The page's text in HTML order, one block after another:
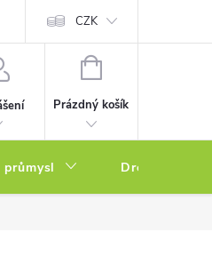
údajů Soubory cookies
CZK
NÁKUPNÍ
Prázdný košík
průmysl Drogerie